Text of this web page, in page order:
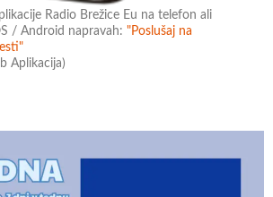
Radio Brežice Eu na telefon ali
/ Android napravah:"Poslušaj na
Aplikacija)